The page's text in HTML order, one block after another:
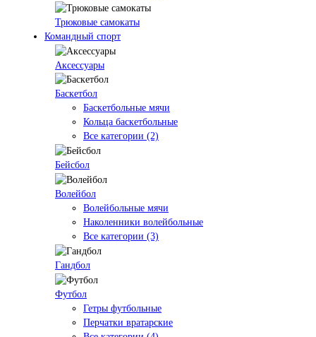
Трюковые самокаты
Командный спорт
Аксессуары
Баскетбол
Баскетбольные мячи
Кольца баскетбольные
Все категории (2)
Бейсбол
Волейбол
Волейбольные мячи
Наколенники волейбольные
Все категории (3)
Гандбол
Футбол
Гетры футбольные
Перчатки вратарские